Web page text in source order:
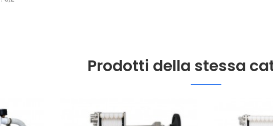
Prodotti della stessa